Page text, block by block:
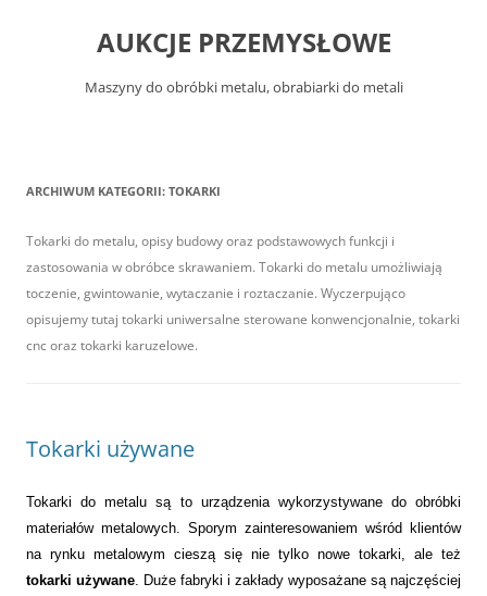
AUKCJE PRZEMYSŁOWE
Maszyny do obróbki metalu, obrabiarki do metali
ARCHIWUM KATEGORII: TOKARKI
Tokarki do metalu, opisy budowy oraz podstawowych funkcji i
zastosowania w obróbce skrawaniem. Tokarki do metalu umożliwiają
toczenie, gwintowanie, wytaczanie i roztaczanie. Wyczerpująco
opisujemy tutaj tokarki uniwersalne sterowane konwencjonalnie, tokarki
cnc oraz tokarki karuzelowe.
Tokarki używane
Tokarki do metalu są to urządzenia wykorzystywane do obróbki
materiałów metalowych. Sporym zainteresowaniem wśród klientów
na rynku metalowym cieszą się nie tylko nowe tokarki, ale też
tokarki używane. Duże fabryki i zakłady wyposażane są najczęściej